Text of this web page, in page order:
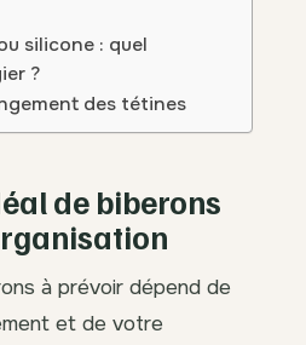
silicone : quel
?
des tétines
de biberons
à prévoir dépend de
et de votre